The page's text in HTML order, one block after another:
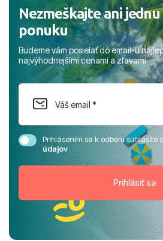
Nezmeškajte ani
ponuku
Budeme vám posielať do email-u
najvýhodnejšími cenami a zľavami
Prihlásením sa k odberu súhlasíte s
údajov